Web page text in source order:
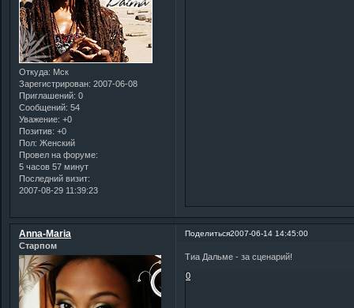
Откуда: Мск
Зарегистрирован: 2007-06-08
Приглашений: 0
Сообщений: 54
Уважение: +0
Позитив: +0
Пол: Женский
Провел на форуме:
5 часов 57 минут
Последний визит:
2007-08-29 11:39:23
Поделиться2007-06-14 14:45:00
Anna-Maria
Старпом
Тиа Дальме - за сценарий!
0